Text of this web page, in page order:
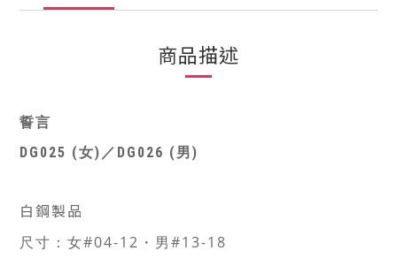
商品描述
誓言
DG025 (女)／DG026 (男)
白鋼製品
尺寸：女#04-12 ・ 男#13-18